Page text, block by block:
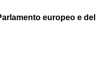
europeo e